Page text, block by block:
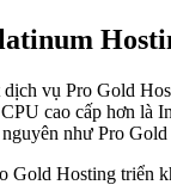
vụ Pro Gold
cao cấp hơn là
như Pro
Gold Hosting triển